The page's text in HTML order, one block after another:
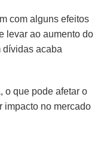
com alguns efeitos
levar ao aumento do
dívidas acaba
o que pode afetar o
impacto no mercado